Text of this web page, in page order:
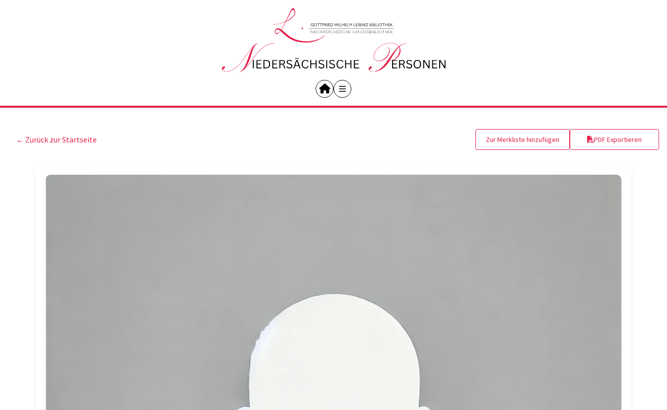
← Zurück zur Startseite Zur Merkliste hinzufügen PDF Exportieren